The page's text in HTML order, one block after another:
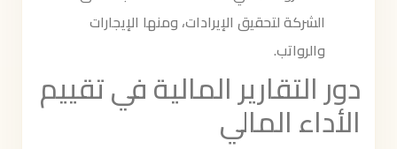
الشركة لتحقيق الإيرادات، ومنها الإيجارات
والرواتب.
دور التقارير المالية في تقييم
الأداء المالي